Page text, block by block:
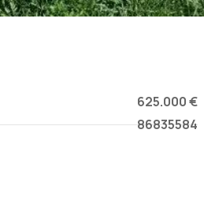
625.000 €
86835584